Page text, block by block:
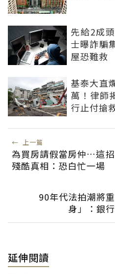
先給2成
士曝詐騙
屋恐難救
基泰大直
萬！律師
行止付搶
← 上一篇
為買房請假當房仲…這
殘酷真相：恐白忙一場
90年代法拍潮將
身」：銀
延伸閱讀